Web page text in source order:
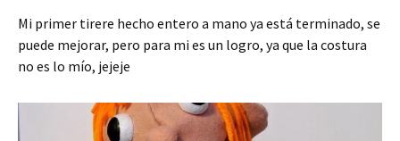
Mi primer tirere hecho entero a mano ya está terminado, se
puede mejorar, pero para mi es un logro, ya que la costura
no es lo mío, jejeje